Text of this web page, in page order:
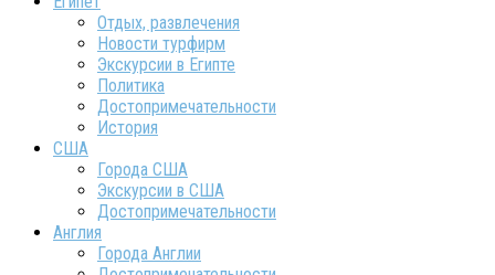
Отдых, развлечения
Новости турфирм
Экскурсии в Египте
Политика
Достопримечательности
История
США
Города США
Экскурсии в США
Достопримечательности
Англия
Города Англии